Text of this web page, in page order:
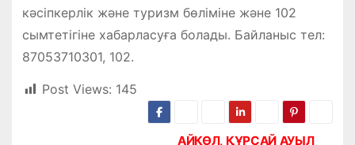
кәсіпкерлік және туризм бөліміне және 102
сымтетігіне хабарласуға болады. Байланыс тел:
87053710301, 102.
Post Views: 145
АЙКӨЛ, ҚҰРСАЙ АУЫЛ